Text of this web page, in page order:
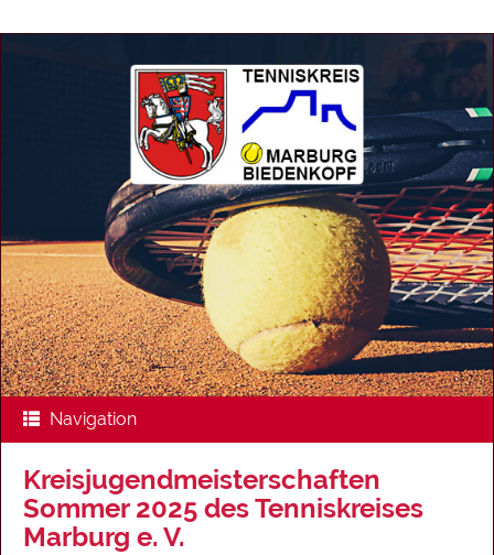
Navigation
Kreisjugendmeisterschaften
Sommer 2025 des Tenniskreises
Marburg e. V.